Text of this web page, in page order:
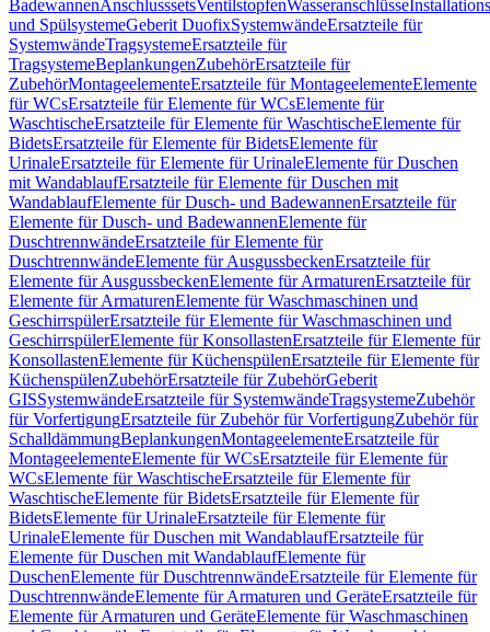
BadewannenAnschlusssetsVentilstopfenWasseranschlüsse
und SpülsystemeGeberit DuofixSystemwändeErsatzteile für
SystemwändeTragsystemeErsatzteile für
TragsystemeBeplankungenZubehörErsatzteile für
ZubehörMontageelementeErsatzteile für MontageelementeElemente
für WCsErsatzteile für Elemente für WCsElemente für
WaschtischeErsatzteile für Elemente für WaschtischeElemente für
BidetsErsatzteile für Elemente für BidetsElemente für
UrinaleErsatzteile für Elemente für UrinaleElemente für Duschen
mit WandablaufErsatzteile für Elemente für Duschen mit
WandablaufElemente für Dusch- und BadewannenErsatzteile für
Elemente für Dusch- und BadewannenElemente für
DuschtrennwändeErsatzteile für Elemente für
DuschtrennwändeElemente für AusgussbeckenErsatzteile für
Elemente für AusgussbeckenElemente für ArmaturenErsatzteile für
Elemente für ArmaturenElemente für Waschmaschinen und
GeschirrspülerErsatzteile für Elemente für Waschmaschinen und
GeschirrspülerElemente für KonsollastenErsatzteile für Elemente für
KonsollastenElemente für KüchenspülenErsatzteile für Elemente für
KüchenspülenZubehörErsatzteile für ZubehörGeberit
GISSystemwändeErsatzteile für SystemwändeTragsystemeZubehör
für VorfertigungErsatzteile für Zubehör für VorfertigungZubehör für
SchalldämmungBeplankungenMontageelementeErsatzteile für
MontageelementeElemente für WCsErsatzteile für Elemente für
WCsElemente für WaschtischeErsatzteile für Elemente für
WaschtischeElemente für BidetsErsatzteile für Elemente für
BidetsElemente für UrinaleErsatzteile für Elemente für
UrinaleElemente für Duschen mit WandablaufErsatzteile für
Elemente für Duschen mit WandablaufElemente für
DuschenElemente für DuschtrennwändeErsatzteile für Elemente für
DuschtrennwändeElemente für Armaturen und GeräteErsatzteile für
Elemente für Armaturen und GeräteElemente für Waschmaschinen